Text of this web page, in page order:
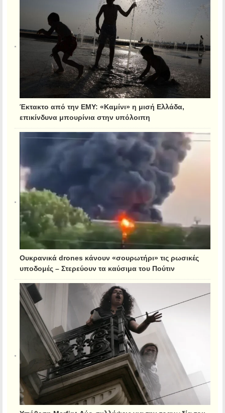
Έκτακτο από την ΕΜΥ: «Καμίνι» η μισή Ελλάδα,
επικίνδυνα μπουρίνια στην υπόλοιπη
Ουκρανικά drones κάνουν «σουρωτήρι» τις ρωσικές
υποδομές – Στερεύουν τα καύσιμα του Πούτιν